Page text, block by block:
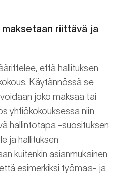
maksetaan riittävä ja
että hallituksen
Käytännössä se
joko maksaa tai
yhtiökokouksessa niin
hallintotapa -suosituksen
ja hallituksen
kuitenkin asianmukainen
esimerkiksi työmaa- ja